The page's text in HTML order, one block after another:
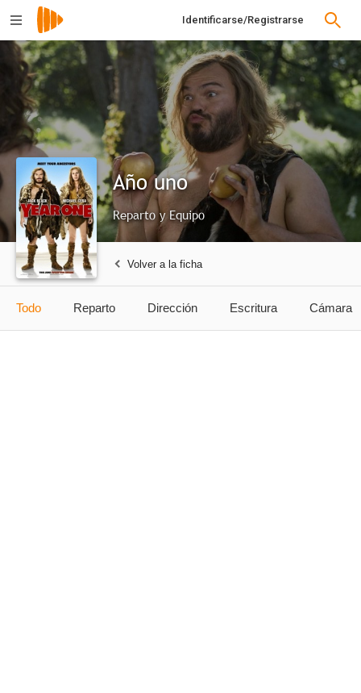
Identificarse/Registrarse
Año uno
Reparto y Equipo
Volver a la ficha
Todo Reparto Dirección Escritura Cámara